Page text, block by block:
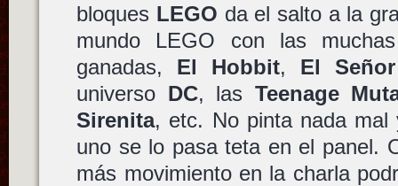
bloques LEGO da el salto a la
mundo LEGO con las
ganadas, El Hobbit, El
universo DC, las Teenage
Sirenita, etc. No pinta nada mal
uno se lo pasa teta en el panel.
más movimiento en la charla